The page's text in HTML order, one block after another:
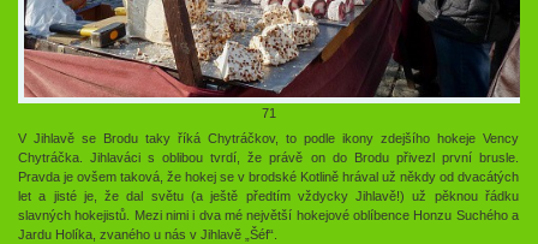
71
V Jihlavě se Brodu taky říká Chytráčkov, to podle ikony zdejšího hokeje Vency
Chytráčka. Jihlaváci s oblibou tvrdí, že právě on do Brodu přivezl první brusle.
Pravda je ovšem taková, že hokej se v brodské Kotlině hrával už někdy od dvacátých
let a jisté je, že dal světu (a ještě předtím vždycky Jihlavě!) už pěknou řádku
slavných hokejistů. Mezi nimi i dva mé největší hokejové oblíbence Honzu Suchého a
Jardu Holíka, zvaného u nás v Jihlavě „Šéf“.